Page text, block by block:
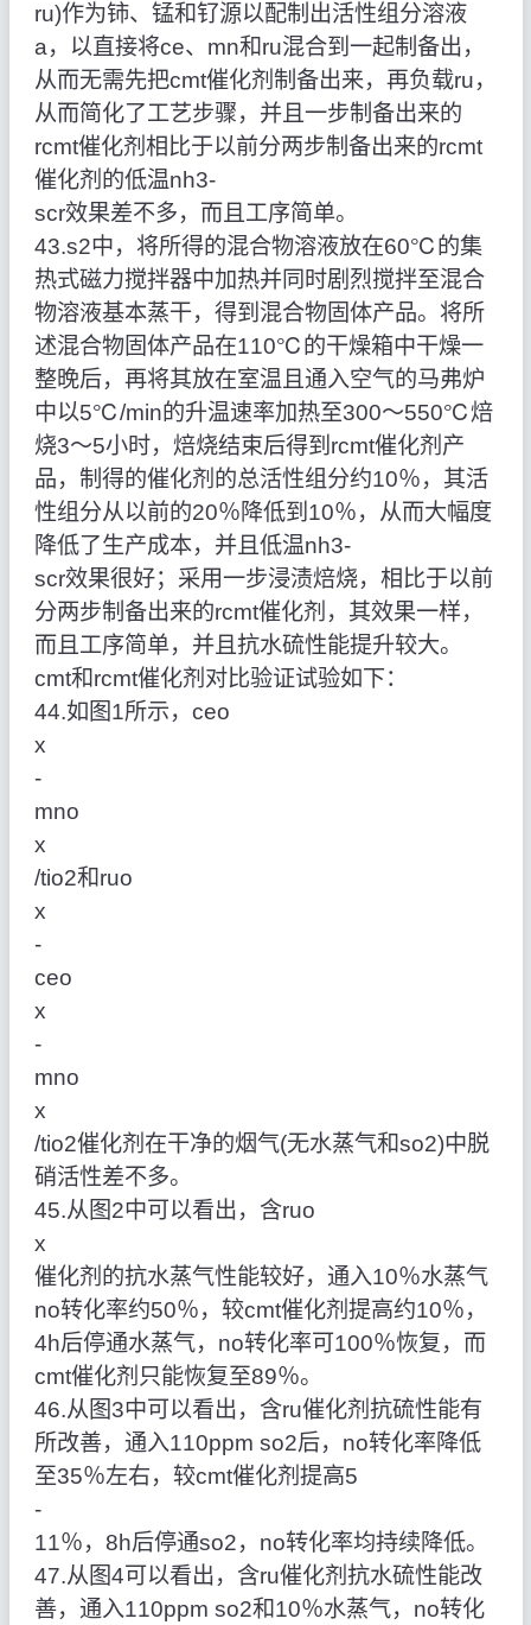
ru)作为铈、锰和钌源以配制出活性组分溶液
a，以直接将ce、mn和ru混合到一起制备出，
从而无需先把cmt催化剂制备出来，再负载ru，
从而简化了工艺步骤，并且一步制备出来的
rcmt催化剂相比于以前分两步制备出来的rcmt
催化剂的低温nh3‑
scr效果差不多，而且工序简单。
43.s2中，将所得的混合物溶液放在60℃的集
热式磁力搅拌器中加热并同时剧烈搅拌至混合
物溶液基本蒸干，得到混合物固体产品。将所
述混合物固体产品在110℃的干燥箱中干燥一
整晚后，再将其放在室温且通入空气的马弗炉
中以5℃/min的升温速率加热至300～550℃焙
烧3～5小时，焙烧结束后得到rcmt催化剂产
品，制得的催化剂的总活性组分约10％，其活
性组分从以前的20％降低到10％，从而大幅度
降低了生产成本，并且低温nh3‑
scr效果很好；采用一步浸渍焙烧，相比于以前
分两步制备出来的rcmt催化剂，其效果一样，
而且工序简单，并且抗水硫性能提升较大。
cmt和rcmt催化剂对比验证试验如下：
44.如图1所示，ceo
x
‑
mno
x
/tio2和ruo
x
‑
ceo
x
‑
mno
x
/tio2催化剂在干净的烟气(无水蒸气和so2)中脱
硝活性差不多。
45.从图2中可以看出，含ruo
x
催化剂的抗水蒸气性能较好，通入10％水蒸气
no转化率约50％，较cmt催化剂提高约10％，
4h后停通水蒸气，no转化率可100％恢复，而
cmt催化剂只能恢复至89％。
46.从图3中可以看出，含ru催化剂抗硫性能有
所改善，通入110ppm so2后，no转化率降低
至35％左右，较cmt催化剂提高5
‑
11％，8h后停通so2，no转化率均持续降低。
47.从图4可以看出，含ru催化剂抗水硫性能改
善，通入110ppm so2和10％水蒸气，no转化